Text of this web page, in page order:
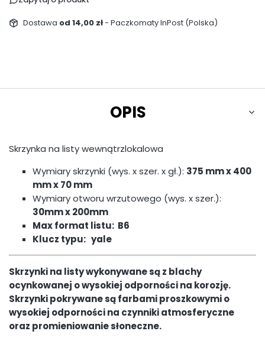
Dostawa od 14,00 zł- Paczkomaty InPost (Polska)
OPIS
Skrzynka na listy wewnątrzlokalowa
Wymiary skrzynki (wys. x szer. x gł.): 375 mm x 400
mm x 70 mm
Wymiary otworu wrzutowego (wys. x szer.):
30mm x 200mm
Max format listu: B6
Klucz typu: yale
Skrzynki na listy wykonywane są z blachy
ocynkowanej o wysokiej odporności na korozję.
Skrzynki pokrywane są farbami proszkowymi o
wysokiej odporności na czynniki atmosferyczne
oraz promieniowanie słoneczne.